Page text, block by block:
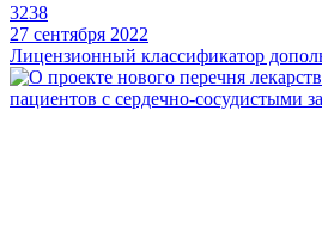
3238
27 сентября 2022
Лицензионный классификатор